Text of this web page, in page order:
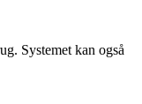
Systemet kan også